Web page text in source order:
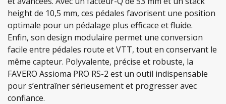
height de 10,5 mm, ces pédales favorisent une position
optimale pour un pédalage plus efficace et fluide.
Enfin, son design modulaire permet une conversion
facile entre pédales route et VTT, tout en conservant le
même capteur. Polyvalente, précise et robuste, la
FAVERO Assioma PRO RS-2 est un outil indispensable
pour s’entraîner sérieusement et progresser avec
confiance.